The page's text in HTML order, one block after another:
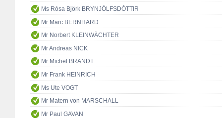
Ms Rósa Björk BRYNJÓLFSDÓTTIR
Mr Marc BERNHARD
Mr Norbert KLEINWÄCHTER
Mr Andreas NICK
Mr Michel BRANDT
Mr Frank HEINRICH
Ms Ute VOGT
Mr Matern von MARSCHALL
Mr Paul GAVAN